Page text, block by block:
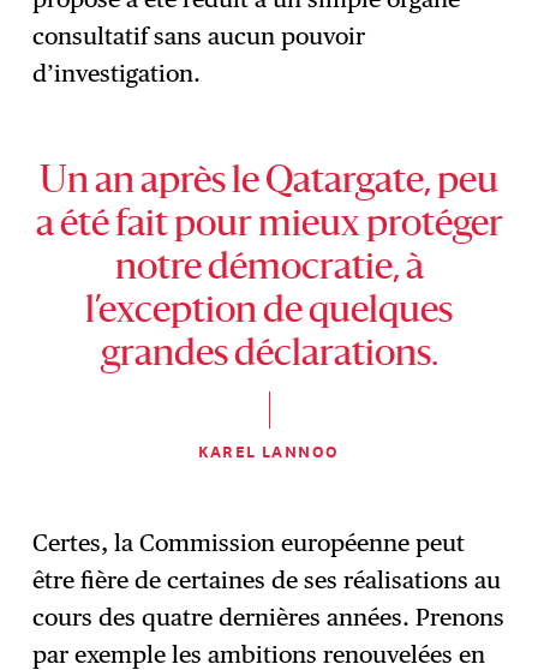
consultatif sans aucun pouvoir
d’investigation.
Un an après le Qatargate, peu
a été fait pour mieux protéger
notre démocratie, à
l’exception de quelques
grandes déclarations.
KAREL LANNOO
Certes, la Commission européenne peut
être fière de certaines de ses réalisations au
cours des quatre dernières années. Prenons
par exemple les ambitions renouvelées en